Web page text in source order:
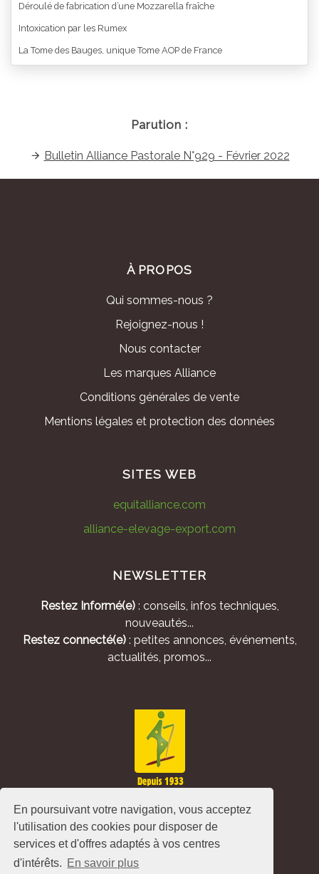
En poursuivant votre navigation, vous acceptez
l'utilisation des cookies pour disposer de
services et d'offres adaptés à vos centres
d'intérêts. En savoir plus
Déroulé de fabrication d’une Mozzarella fraîche
Intoxication par les Rumex
La Tome des Bauges, unique Tome AOP de France
Parution :
Bulletin Alliance Pastorale N°929 - Février 2022
À PROPOS
Qui sommes-nous ?
Rejoignez-nous !
Nous contacter
Les marques Alliance
Conditions générales de vente
Mentions légales et protection des données
SITES WEB
equitalliance.com
alliance-elevage-export.com
NEWSLETTER
Restez Informé(e): conseils, infos techniques,
nouveautés...
Restez connecté(e): petites annonces, événements,
actualités, promos...